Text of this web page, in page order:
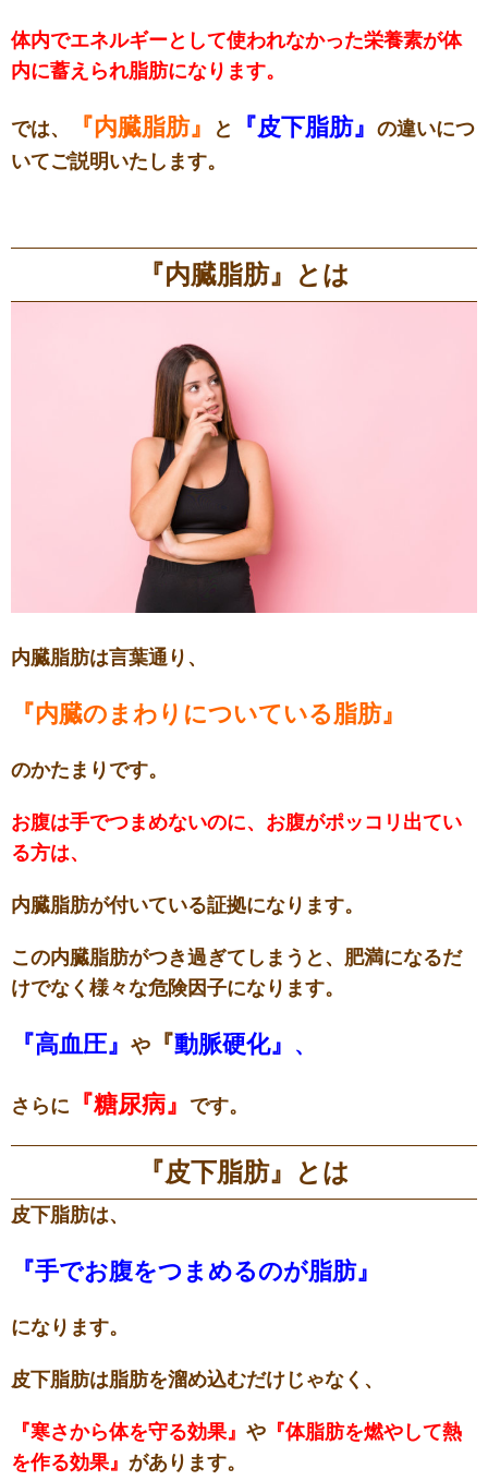
体内でエネルギーとして使われなかった栄養素が体
内に蓄えられ脂肪になります。
では、 『内臓脂肪』 と 『皮下脂肪』 の違いにつ
いてご説明いたします。
『内臓脂肪』とは
内臓脂肪は言葉通り、
『内臓のまわりについている脂肪』
のかたまりです。
お腹は手でつまめないのに、お腹がポッコリ出てい
る方は、
内臓脂肪が付いている証拠になります。
この内臓脂肪がつき過ぎてしまうと、肥満になるだ
けでなく様々な危険因子になります。
『高血圧』 や 『動脈硬化』 、
さらに 『糖尿病』 です。
『皮下脂肪』とは
皮下脂肪は、
『手でお腹をつまめるのが脂肪』
になります。
皮下脂肪は脂肪を溜め込むだけじゃなく、
『寒さから体を守る効果』 や 『体脂肪を燃やして熱
を作る効果』 があります。